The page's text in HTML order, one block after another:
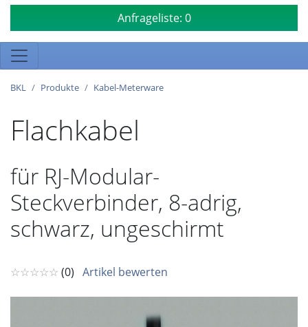
Anfrageliste: 0
BKL Produkte Kabel-Meterware
Flachkabel
für RJ-Modular-
Steckverbinder, 8-adrig,
schwarz, ungeschirmt
☆☆☆☆☆ (0) Artikel bewerten